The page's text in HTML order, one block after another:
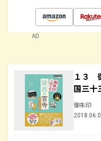
AD
１３
国三十
御朱印